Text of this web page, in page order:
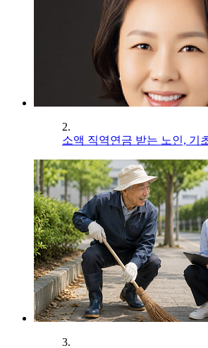
2.
소액 직역연금 받는 노인, 기
3.